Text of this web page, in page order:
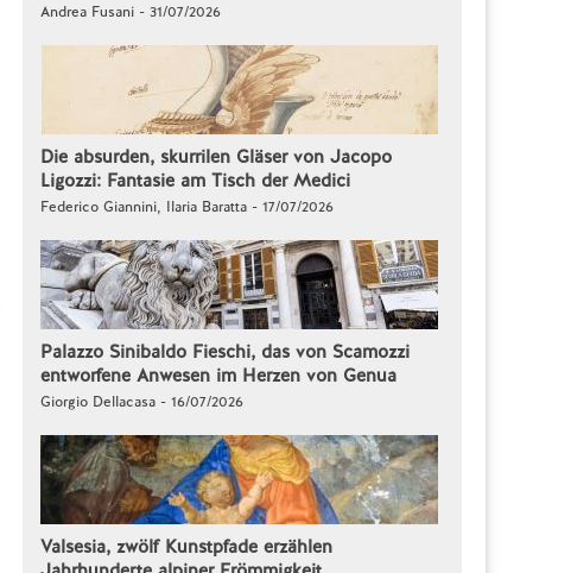
Andrea Fusani - 31/07/2026
Die absurden, skurrilen Gläser von Jacopo
Ligozzi: Fantasie am Tisch der Medici
Federico Giannini, Ilaria Baratta - 17/07/2026
Palazzo Sinibaldo Fieschi, das von Scamozzi
entworfene Anwesen im Herzen von Genua
Giorgio Dellacasa - 16/07/2026
Valsesia, zwölf Kunstpfade erzählen